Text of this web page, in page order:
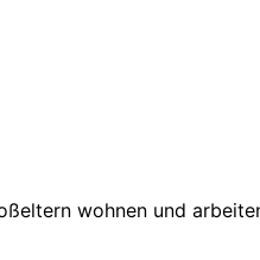
wohnen und